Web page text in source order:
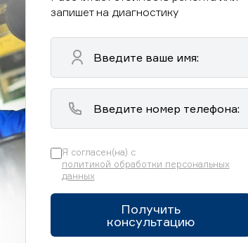
запишет на диагностику
Я согласен(на) с
политикой обработки персональных
данных
Получить
консультацию